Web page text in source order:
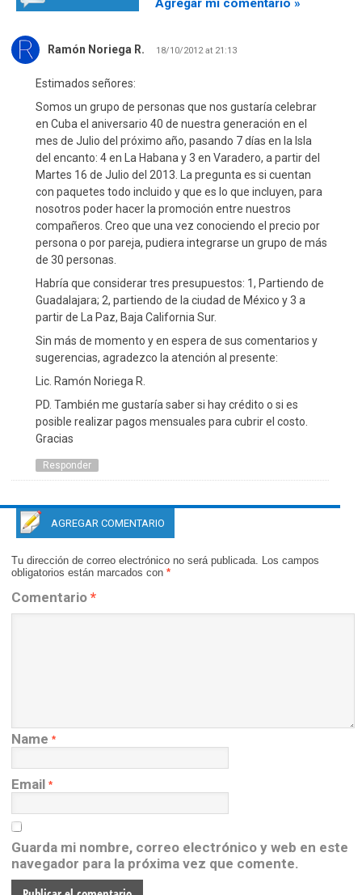
Agregar mi comentario »
Ramón Noriega R. 18/10/2012 at 21:13
Estimados señores:
Somos un grupo de personas que nos gustaría celebrar
en Cuba el aniversario 40 de nuestra generación en el
mes de Julio del próximo año, pasando 7 días en la Isla
del encanto: 4 en La Habana y 3 en Varadero, a partir del
Martes 16 de Julio del 2013. La pregunta es si cuentan
con paquetes todo incluido y que es lo que incluyen, para
nosotros poder hacer la promoción entre nuestros
compañeros. Creo que una vez conociendo el precio por
persona o por pareja, pudiera integrarse un grupo de más
de 30 personas.
Habría que considerar tres presupuestos: 1, Partiendo de
Guadalajara; 2, partiendo de la ciudad de México y 3 a
partir de La Paz, Baja California Sur.
Sin más de momento y en espera de sus comentarios y
sugerencias, agradezco la atención al presente:
Lic. Ramón Noriega R.
PD. También me gustaría saber si hay crédito o si es
posible realizar pagos mensuales para cubrir el costo.
Gracias
Responder
AGREGAR COMENTARIO
Tu dirección de correo electrónico no será publicada. Los campos
obligatorios están marcados con *
Comentario *
Name *
Email *
Guarda mi nombre, correo electrónico y web en este
navegador para la próxima vez que comente.